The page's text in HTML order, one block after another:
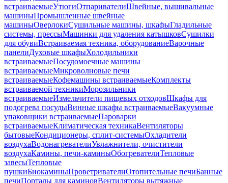
встраиваемыеУтюгиОтпаривателиШвейные, вышивальные
машиныПромышленные швейные
машиныОверлокиСушильные машины, шкафыГладильные
системы, прессыМашинки для удаления катышковСушилки
для обувиВстраиваемая техника, оборудованиеВарочные
панелиДуховые шкафыХолодильники
встраиваемыеПосудомоечные машины
встраиваемыеМикроволновые печи
встраиваемыеКофемашины встраиваемыеКомплекты
встраиваемой техникиМорозильники
встраиваемыеИзмельчители пищевых отходовШкафы для
подогрева посудыВинные шкафы встраиваемыеВакуумные
упаковщики встраиваемыеПароварки
встраиваемыеКлиматическая техникаВентиляторы
бытовыеКондиционеры, сплит-системыОхладители
воздухаВодонагревателиУвлажнители, очистители
воздухаКамины, печи-каминыОбогревателиТепловые
завесыТепловые
пушкиБиокаминыПроветривателиОтопительные печиБанные
печиПорталы для каминовВентиляторы вытяжные